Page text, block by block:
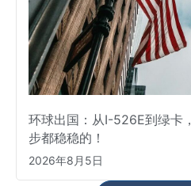
环球出国：从I-526E到绿卡
步都稳稳的！
2026年8月5日